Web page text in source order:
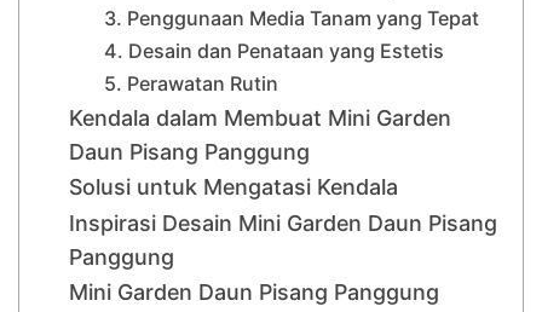
3. Penggunaan Media Tanam yang Tepat
4. Desain dan Penataan yang Estetis
5. Perawatan Rutin
Kendala dalam Membuat Mini Garden
Daun Pisang Panggung
Solusi untuk Mengatasi Kendala
Inspirasi Desain Mini Garden Daun Pisang
Panggung
Mini Garden Daun Pisang Panggung